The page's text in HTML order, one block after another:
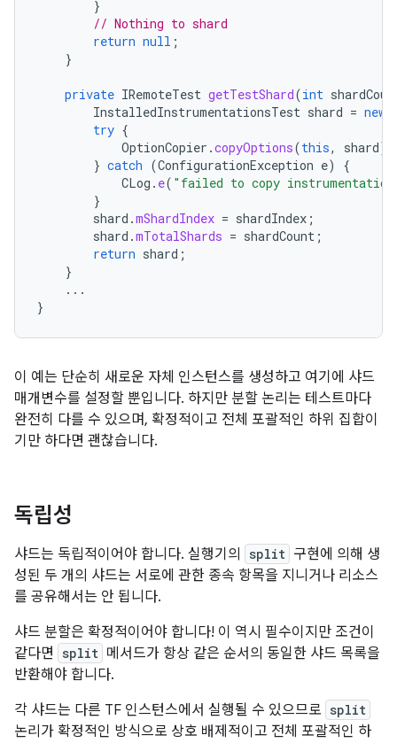
}
// Nothing to shard
return null ;
}
private IRemoteTest getTestShard(int
InstalledInstrumentationsTest shard = new
try {
OptionCopier .copyOptions(this, shard);
} catch (ConfigurationException e)
{
CLog . e( "failed to copy
}
shard .mShardIndex = shardIndex ;
shard .mTotalShards = shardCount ;
return shard ;
}
...
}
이 예는 단순히 새로운 자체 인스턴스를 생성하고 여기에 샤드
매개변수를 설정할 뿐입니다. 하지만 분할 논리는 테스트마다
완전히 다를 수 있으며, 확정적이고 전체 포괄적인 하위 집합이
기만 하다면 괜찮습니다.
독립성
샤드는 독립적이어야 합니다. 실행기의 split 구현에 의해 생
성된 두 개의 샤드는 서로에 관한 종속 항목을 지니거나 리소스
를 공유해서는 안 됩니다.
샤드 분할은 확정적이어야 합니다! 이 역시 필수이지만 조건이
같다면
split 메서드가 항상 같은 순서의 동일한 샤드 목록을
반환해야 합니다.
각 샤드는 다른 TF 인스턴스에서 실행될 수 있으므로 split
논리가 확정적인 방식으로 상호 배제적이고 전체 포괄적인 하